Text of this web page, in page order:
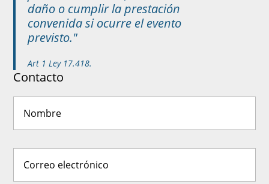
daño o cumplir la prestación
convenida si ocurre el evento
previsto."
Art 1 Ley 17.418.
Contacto